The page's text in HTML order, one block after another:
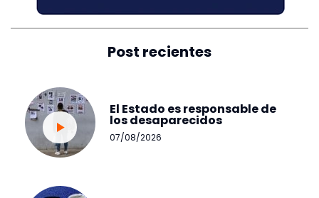
Post recientes
El Estado es responsable de
los desaparecidos
07/08/2026